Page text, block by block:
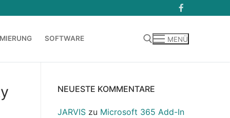
SOFTWARE MENÜ
NEUESTE KOMMENTARE
JARVIS zu Microsoft 365 Add-In